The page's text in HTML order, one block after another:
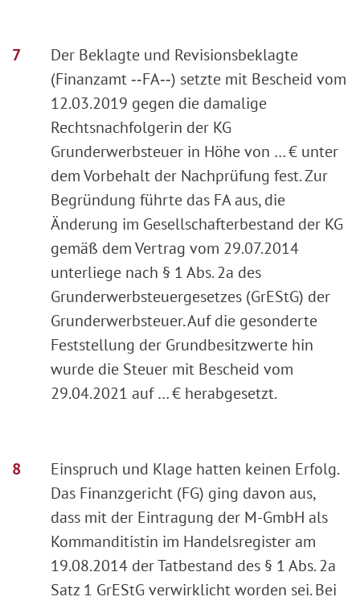
Der Beklagte und Revisionsbeklagte
(Finanzamt ‑‑FA‑‑) setzte mit Bescheid vom
12.03.2019 gegen die damalige
Rechtsnachfolgerin der KG
Grunderwerbsteuer in Höhe von … € unter
dem Vorbehalt der Nachprüfung fest. Zur
Begründung führte das FA aus, die
Änderung im Gesellschafterbestand der KG
gemäß dem Vertrag vom 29.07.2014
unterliege nach § 1 Abs. 2a des
Grunderwerbsteuergesetzes (GrEStG) der
Grunderwerbsteuer. Auf die gesonderte
Feststellung der Grundbesitzwerte hin
wurde die Steuer mit Bescheid vom
29.04.2021 auf … € herabgesetzt.
Einspruch und Klage hatten keinen Erfolg.
Das Finanzgericht (FG) ging davon aus,
dass mit der Eintragung der M-GmbH als
Kommanditistin im Handelsregister am
19.08.2014 der Tatbestand des § 1 Abs. 2a
Satz 1 GrEStG verwirklicht worden sei. Bei